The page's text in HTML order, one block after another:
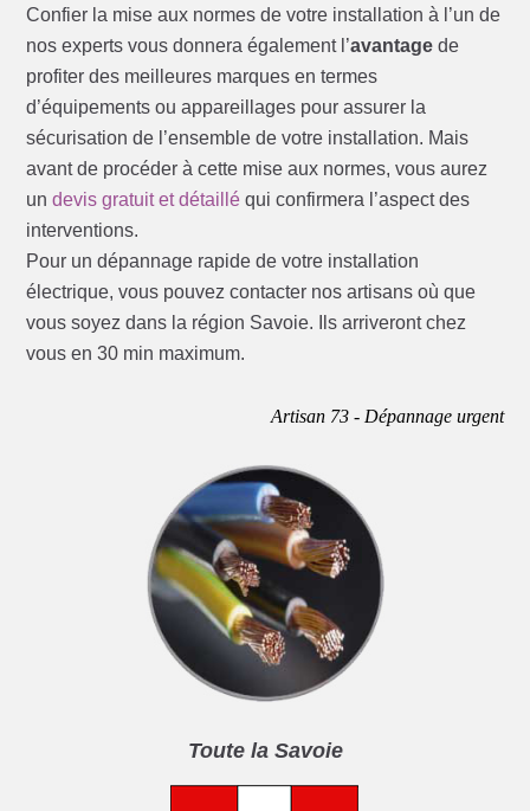
Confier la mise aux normes de votre installation à l’un de
nos experts vous donnera également l’avantage de
profiter des meilleures marques en termes
d’équipements ou appareillages pour assurer la
sécurisation de l’ensemble de votre installation. Mais
avant de procéder à cette mise aux normes, vous aurez
undevis gratuit et détaillé qui confirmera l’aspect des
interventions.
Pour un dépannage rapide de votre installation
électrique, vous pouvez contacter nos artisans où que
vous soyez dans la région Savoie. Ils arriveront chez
vous en 30 min maximum.
Artisan 73 - Dépannage urgent
Toute la Savoie